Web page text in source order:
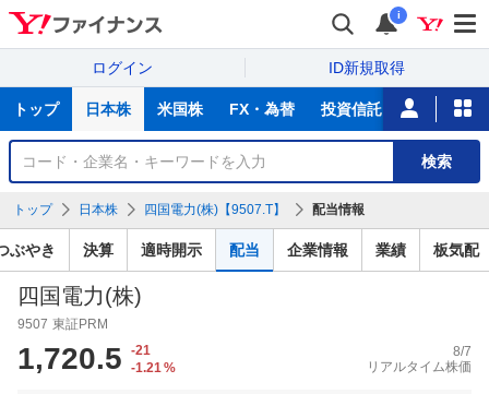
i
ログイン ID新規取得
サ
トップ 日本株 米国株 FX・為替 投資信託 ニュース
銘
検
索
検索
トップ 日本株 四国電力(株)【9507.T】 配当情報
ぶやき 決算 適時開示 配当 企業情報 業績 板気配
四国電力(株)
9507 東証PRM
1,720.5
-21
-1.21 %
8/7
リアルタイム株価